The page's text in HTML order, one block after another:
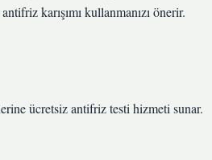
karışımı kullanmanızı önerir.
ücretsiz antifriz testi hizmeti sunar.